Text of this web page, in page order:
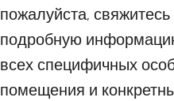
пожалуйста,
подробную
всех специфичных
помещения и